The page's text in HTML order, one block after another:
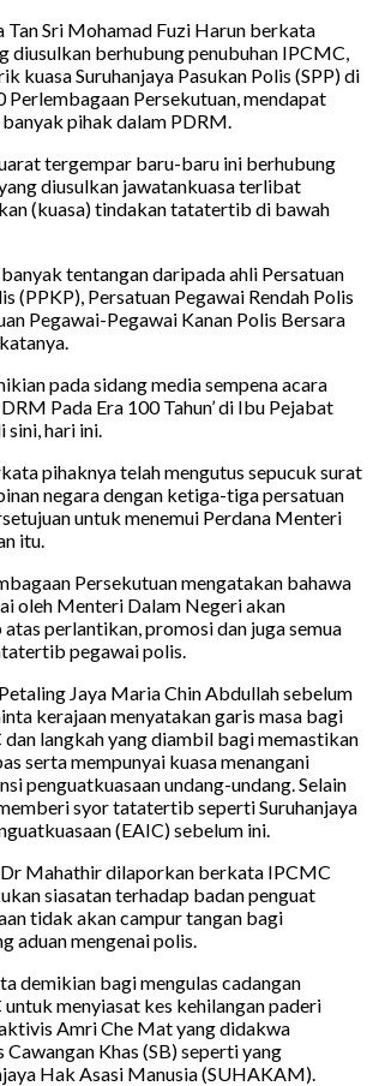
Tan Sri Mohamad Fuzi Harun berkata
diusulkan berhubung penubuhan IPCMC,
kuasa Suruhanjaya Pasukan Polis (SPP) di
Perlembagaan Persekutuan, mendapat
pihak dalam PDRM.
tergempar baru-baru ini berhubung
diusulkan jawatankuasa terlibat
(kuasa) tindakan tatatertib di bawah
tentangan daripada ahli Persatuan
(PPKP), Persatuan Pegawai Rendah Polis
Pegawai-Pegawai Kanan Polis Bersara
pada sidang media sempena acara
Pada Era 100 Tahun’ di Ibu Pejabat
sini, hari ini.
pihaknya telah mengutus sepucuk surat
negara dengan ketiga-tiga persatuan
untuk menemui Perdana Menteri
itu.
Persekutuan mengatakan bahawa
oleh Menteri Dalam Negeri akan
perlantikan, promosi dan juga semua
pegawai polis.
Jaya Maria Chin Abdullah sebelum
kerajaan menyatakan garis masa bagi
langkah yang diambil bagi memastikan
serta mempunyai kuasa menangani
penguatkuasaan undang-undang. Selain
syor tatatertib seperti Suruhanjaya
(EAIC) sebelum ini.
Dr Mahathir dilaporkan berkata IPCMC
siasatan terhadap badan penguat
tidak akan campur tangan bagi
aduan mengenai polis.
demikian bagi mengulas cadangan
menyiasat kes kehilangan paderi
Amri Che Mat yang didakwa
Khas (SB) seperti yang
Hak Asasi Manusia (SUHAKAM).